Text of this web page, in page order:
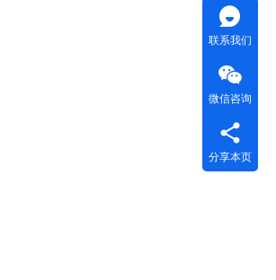
联系我们
微信咨询
分享本页